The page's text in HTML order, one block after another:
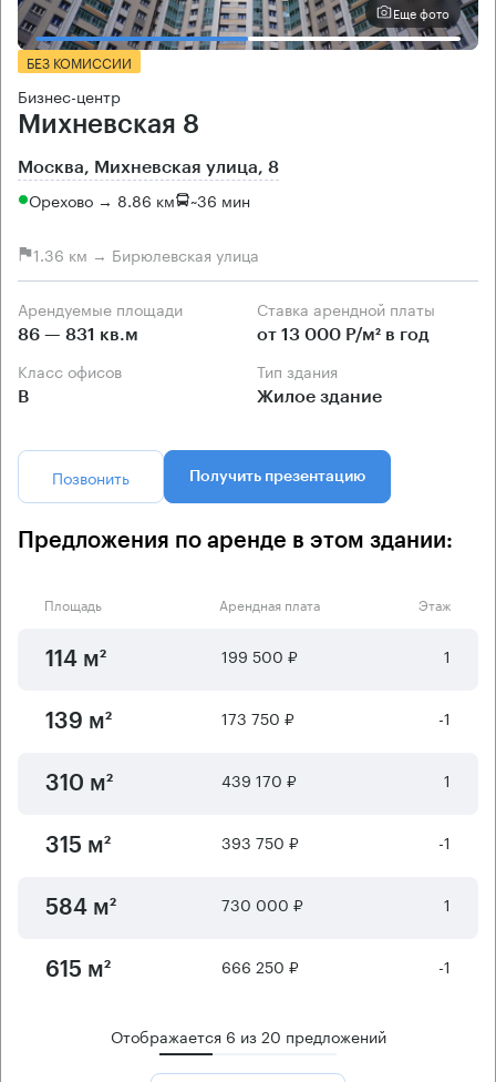
Еще фото
БЕЗ КОМИССИИ
Бизнес-центр
Михневская 8
Москва, Михневская улица, 8
Орехово → 8.86 км ~36 мин
1.36 км → Бирюлевская улица
Арендуемые площади
86 — 831 кв.м
Ставка арендной платы
от 13 000 Р/м² в год
Класс офисов
B
Тип здания
Жилое здание
Позвонить Получить презентацию
Предложения по аренде в этом здании:
Площадь Арендная плата Этаж
114 м² 199 500 ₽ 1
139 м² 173 750 ₽ -1
310 м² 439 170 ₽ 1
315 м² 393 750 ₽ -1
584 м² 730 000 ₽ 1
615 м² 666 250 ₽ -1
Отображается 6 из20 предложений